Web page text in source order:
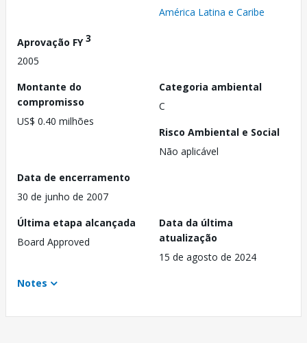
América Latina e Caribe
Aprovação FY3
2005
Montante do
compromisso
US$ 0.40 milhões
Categoria ambiental
C
Risco Ambiental e Social
Não aplicável
Data de encerramento
30 de junho de 2007
Última etapa alcançada
Board Approved
Data da última
atualização
15 de agosto de 2024
Notes